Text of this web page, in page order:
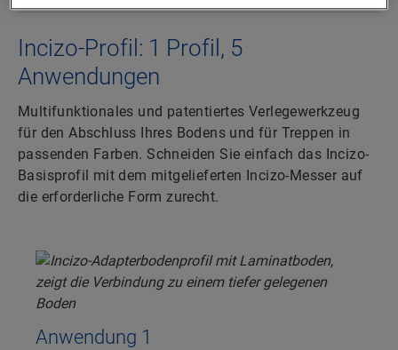
Incizo-Profil: 1 Profil, 5
Anwendungen
Multifunktionales und patentiertes Verlegewerkzeug
für den Abschluss Ihres Bodens und für Treppen in
passenden Farben. Schneiden Sie einfach das Incizo-
Basisprofil mit dem mitgelieferten Incizo-Messer auf
die erforderliche Form zurecht.
Anwendung 1